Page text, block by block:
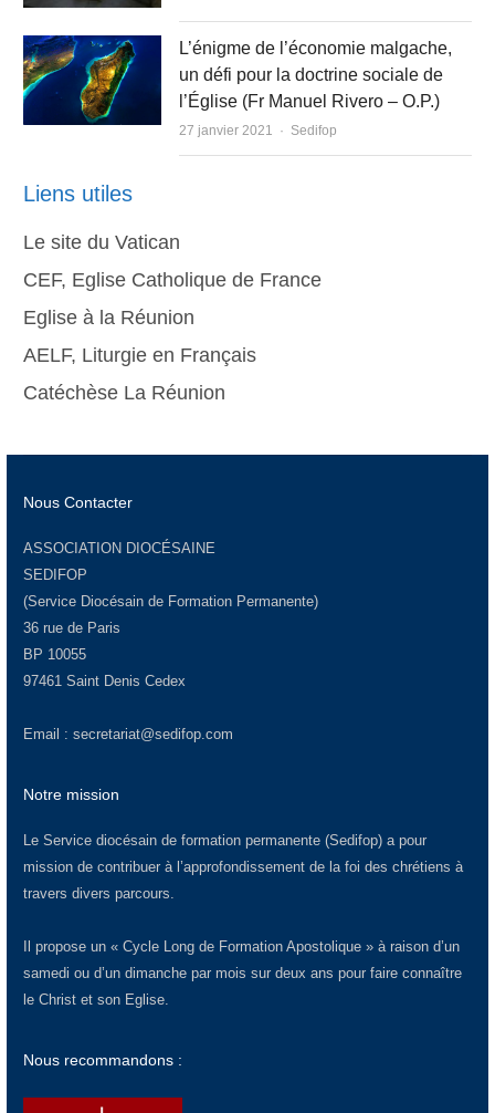
L’énigme de l’économie malgache,
un défi pour la doctrine sociale de
l’Église (Fr Manuel Rivero – O.P.)
27 janvier 2021 Author
Sedifop
Liens utiles
Le site du Vatican
CEF, Eglise Catholique de France
Eglise à la Réunion
AELF, Liturgie en Français
Catéchèse La Réunion
Nous Contacter
ASSOCIATION DIOCÉSAINE
SEDIFOP
(Service Diocésain de Formation Permanente)
36 rue de Paris
BP 10055
97461 Saint Denis Cedex
Email : secretariat@sedifop.com
Notre mission
Le Service diocésain de formation permanente (Sedifop) a pour
mission de contribuer à l’approfondissement de la foi des chrétiens à
travers divers parcours.
Il propose un « Cycle Long de Formation Apostolique » à raison d’un
samedi ou d’un dimanche par mois sur deux ans pour faire connaître
le Christ et son Eglise.
Nous recommandons :